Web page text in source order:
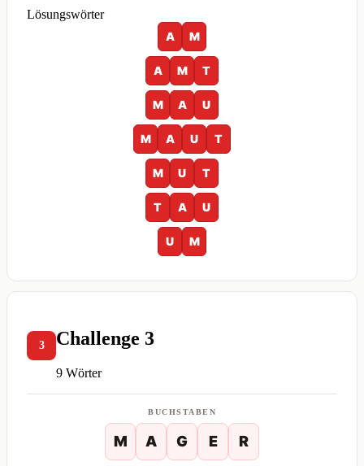
Lösungswörter
A
M
A M T
M A U
M A U T
M U T
T A U
U M
3 Challenge 3
9 Wörter
BUCHSTABEN
M A G E R